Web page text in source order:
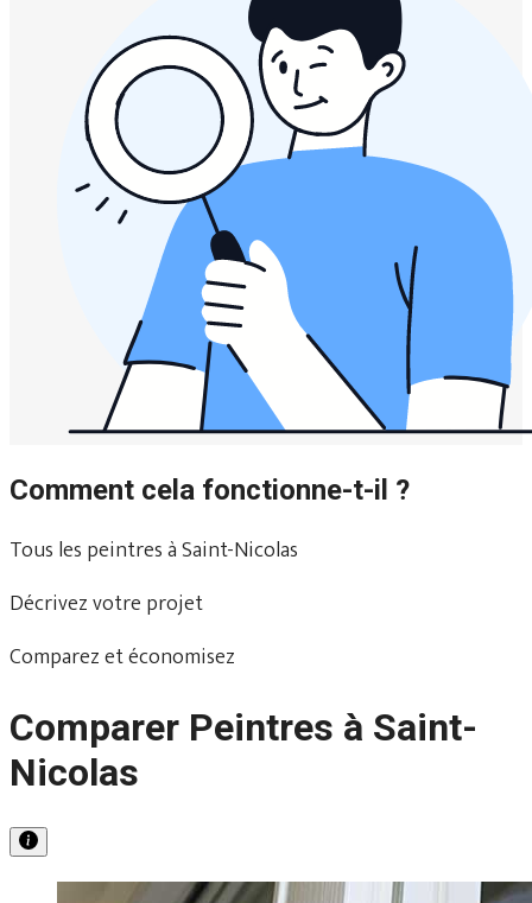
Comment cela fonctionne-t-il ?
Tous les peintres à Saint-Nicolas
Décrivez votre projet
Comparez et économisez
Comparer Peintres à Saint-
Nicolas